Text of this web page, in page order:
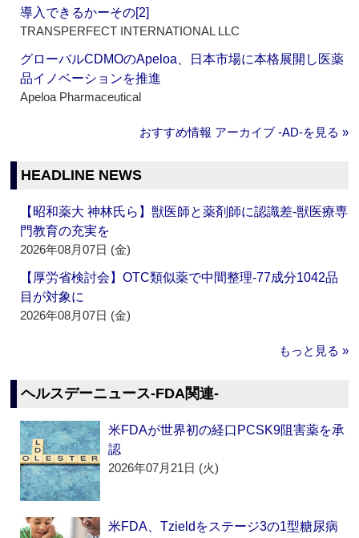
導入できるかーその[2]
TRANSPERFECT INTERNATIONAL LLC
グローバルCDMOのApeloa、日本市場に本格展開し医薬
品イノベーションを推進
Apeloa Pharmaceutical
おすすめ情報 アーカイブ ‐AD‐を見る »
HEADLINE NEWS
【昭和薬大 神林氏ら】獣医師と薬剤師に認識差‐獣医療専
門教育の充実を
2026年08月07日 (金)
【厚労省検討会】OTC類似薬で中間整理‐77成分1042品
目が対象に
2026年08月07日 (金)
もっと見る »
ヘルスデーニュース‐FDA関連‐
米FDAが世界初の経口PCSK9阻害薬を承
認
2026年07月21日 (火)
米FDA、Tzieldをステージ3の1型糖尿病